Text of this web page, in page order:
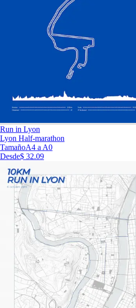
Run in Lyon
Lyon Half-marathon
TamañoA4 a A0
Desde$ 32.09